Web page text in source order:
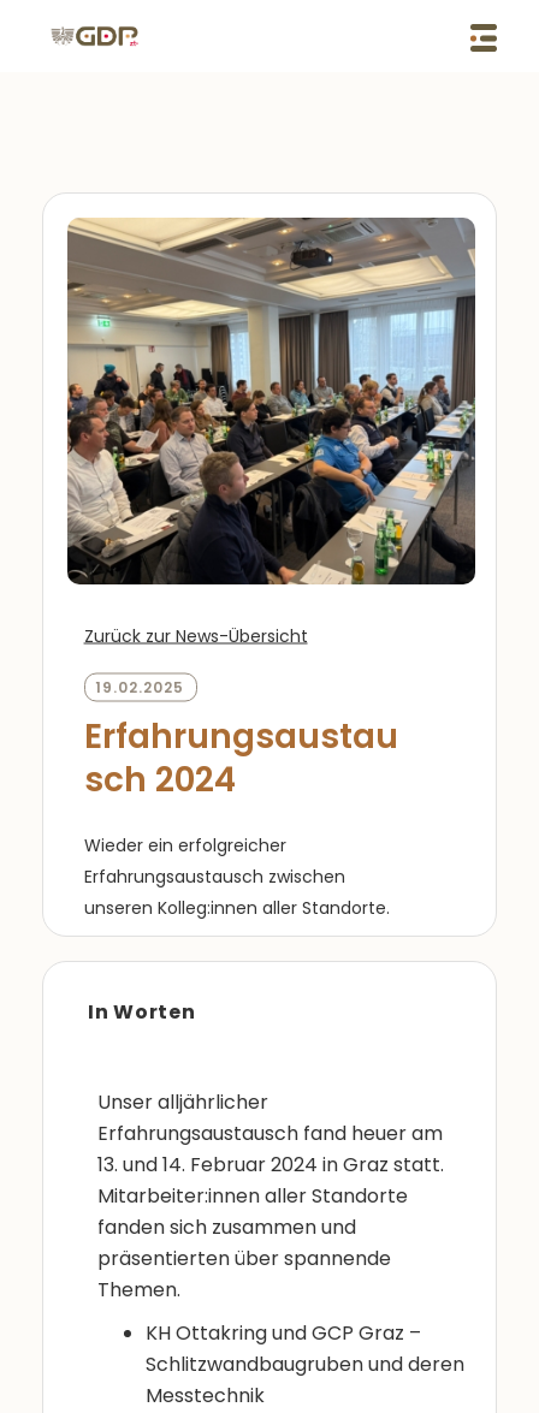
Zurück zur News-Übersicht
19.02.2025
Erfahrungsaustau
sch 2024
Wieder ein erfolgreicher
Erfahrungsaustausch zwischen
unseren Kolleg:innen aller Standorte.
In Worten
Unser alljährlicher
Erfahrungsaustausch fand heuer am
13. und 14. Februar 2024 in Graz statt.
Mitarbeiter:innen aller Standorte
fanden sich zusammen und
präsentierten über spannende
Themen.
KH Ottakring und GCP Graz –
Schlitzwandbaugruben und deren
Messtechnik